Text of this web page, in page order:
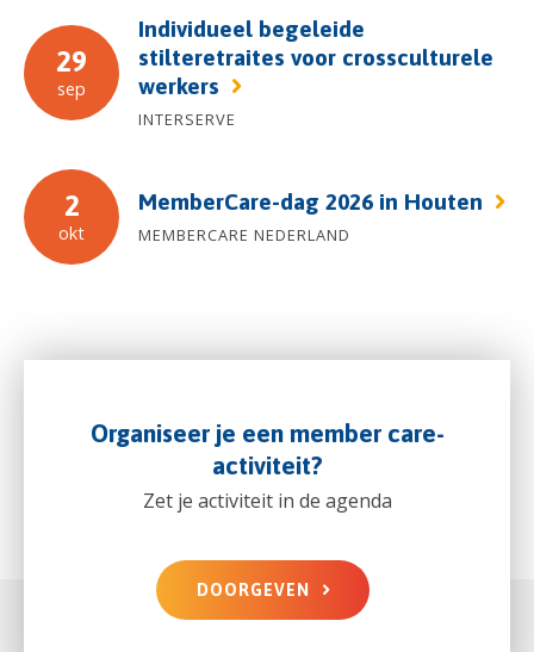
29
sep
Individueel begeleide
stilteretraites voor crossculturele
werkers
INTERSERVE
2
okt
MemberCare-dag 2026 in Houten
MEMBERCARE NEDERLAND
Organiseer je een member care-
activiteit?
Zet je activiteit in de agenda
DOORGEVEN